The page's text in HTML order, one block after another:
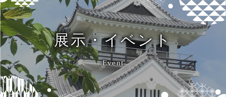
展示・イベント
Event